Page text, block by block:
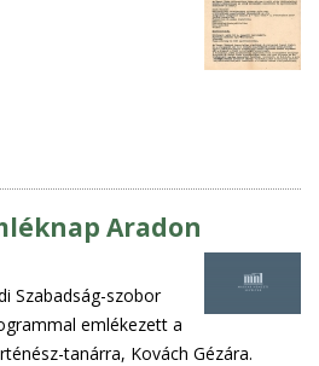
Aradon
Szabadság-szobor
emlékezett a
tanárra, Kovách Gézára.